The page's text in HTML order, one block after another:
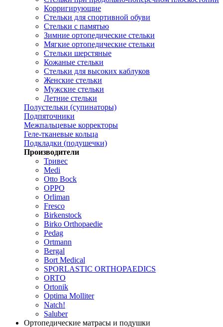
Корригирующие
Стельки для спортивной обуви
Стельки с памятью
Зимние ортопедические стельки
Мягкие ортопедические стельки
Стельки шерстяные
Кожаные стельки
Стельки для высоких каблуков
Женские стельки
Мужские стельки
Летние стельки
Полустельки (супинаторы)
Подпяточники
Межпальцевые корректоры
Геле-тканевые кольца
Подкладки (подушечки)
Производители
Тривес
Medi
Otto Bock
OPPO
Orliman
Fresco
Birkenstock
Birko Orthopaedie
Pedag
Ortmann
Bergal
Bort Medical
SPORLASTIC ORTHOPAEDICS
ORTO
Ortonik
Optima Molliter
Natch!
Saluber
Ортопедические матрасы и подушки